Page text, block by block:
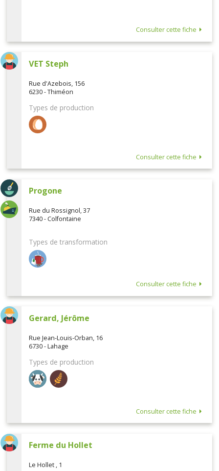
Consulter cette fiche
VET Steph
Rue d'Azebois, 156
6230 - Thiméon
Types de production
Consulter cette fiche
Progone
Rue du Rossignol, 37
7340 - Colfontaine
Types de transformation
Consulter cette fiche
Gerard, Jérôme
Rue Jean-Louis-Orban, 16
6730 - Lahage
Types de production
Consulter cette fiche
Ferme du Hollet
Le Hollet , 1